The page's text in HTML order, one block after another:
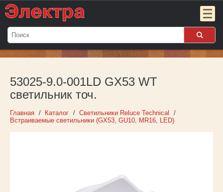
Мой
Пока
пуст
Войти
О компании
53025-9.0-001LD GX53 WT
светильник точ.
Главная Каталог
Светильники Reluce Technical
Встраиваемые светильники (GX53, GU10, MR16, LED)